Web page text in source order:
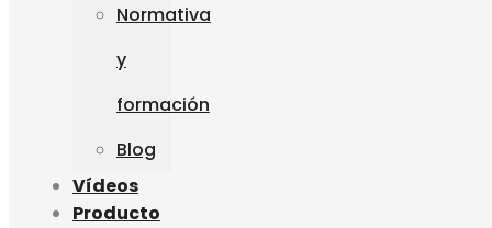
Normativa
y
formación
Blog
Vídeos
Producto